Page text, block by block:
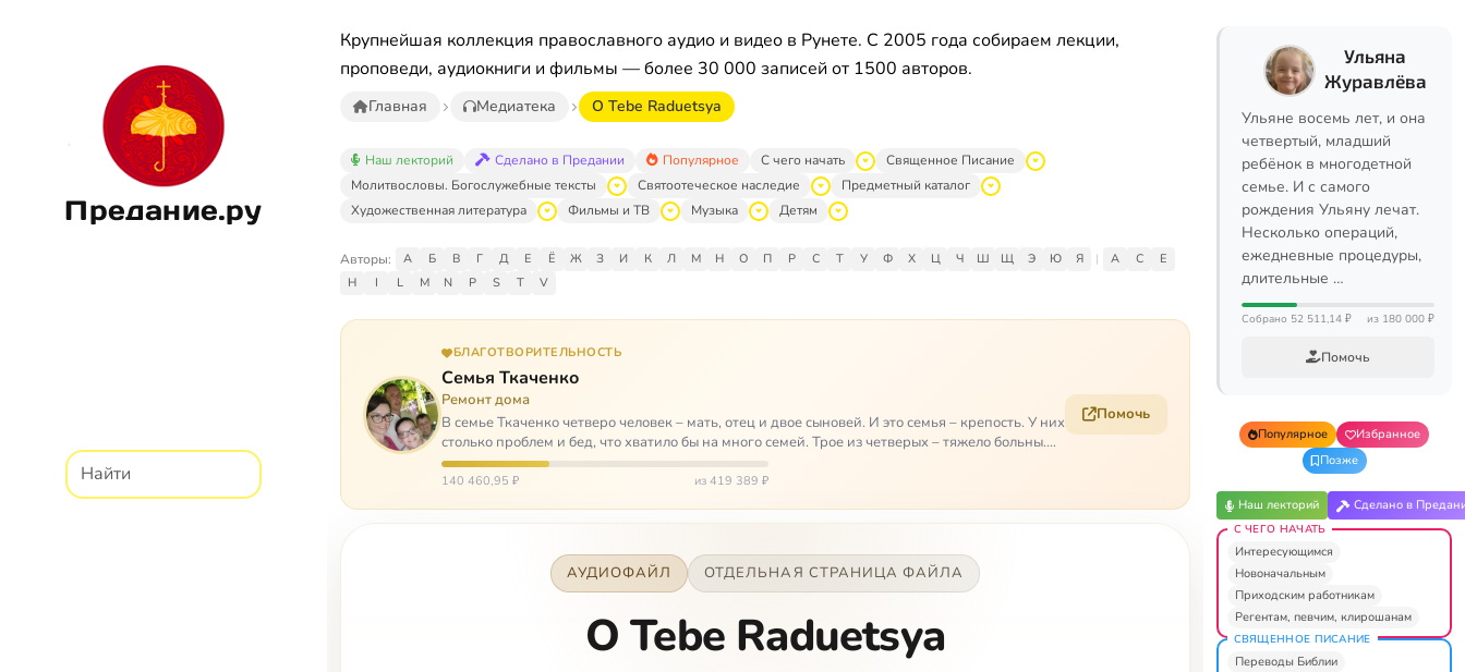
Предание.ру
Крупнейшая коллекция православного аудио и видео в Рунете. С 2005 года собираем лекции,
проповеди, аудиокниги и фильмы — более 30 000 записей от 1500 авторов.
Главная Медиатека O Tebe Raduetsya
Наш лекторий Сделано в Предании Популярное С чего начать
Священное Писание
Молитвословы. Богослужебные тексты
Святоотеческое наследие
Предметный каталог
Художественная литература
Фильмы и ТВ Музыка Детям
Авторы: А Б В Г Д Е Ё Ж З И К Л М Н О П Р С Т У Ф Х Ц Ч Ш Щ Э Ю Я | A C
E
H
I L M N P S T V
БЛАГОТВОРИТЕЛЬНОСТЬ
Семья Ткаченко
Ремонт дома
В семье Ткаченко четверо человек – мать, отец и двое сыновей. И это семья – крепость. У них
столько проблем и бед, что хватило бы на много семей. Трое из четверых – тяжело больны.…
140 460,95 ₽ из 419 389 ₽
Помочь
АУДИОФАЙЛ ОТДЕЛЬНАЯ СТРАНИЦА ФАЙЛА
O Tebe Raduetsya
Ульяна
Журавлёва
Ульяне восемь лет, и она
четвертый, младший
ребёнок в многодетной
семье. И с самого
рождения Ульяну лечат.
Несколько операций,
ежедневные процедуры,
длительные …
Собрано 52 511,14 ₽ из 180 000 ₽
Помочь
Популярное
Избранное
Позже
Наш лекторий Сделано в
С ЧЕГО НАЧАТЬ
Интересующимся
Новоначальным
Приходским работникам
Регентам, певчим, клирошанам
СВЯЩЕННОЕ ПИСАНИЕ
Переводы Библии